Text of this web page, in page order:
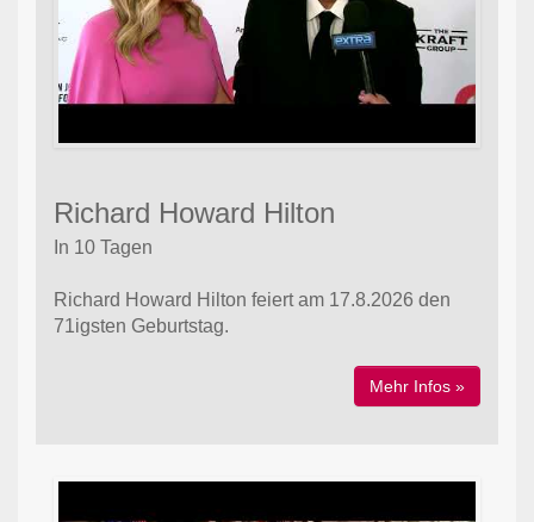
Richard Howard Hilton
In 10 Tagen
Richard Howard Hilton feiert am 17.8.2026 den
71igsten Geburtstag.
Mehr Infos »